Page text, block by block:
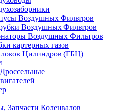
Воздушных Фильтров
Воздушных Фильтров
Воздушных Фильтров
картерных газов
Цилиндров (ГБЦ)
Запчасти Коленвалов